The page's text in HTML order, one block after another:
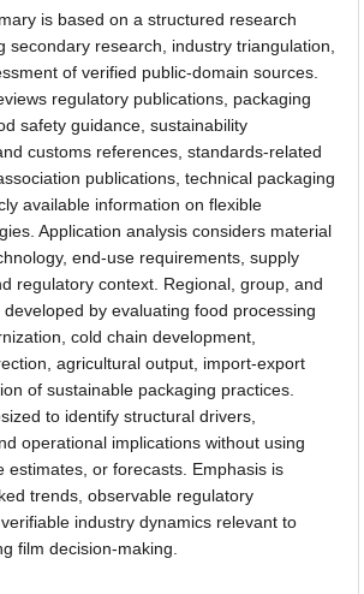
is based on a structured research
secondary research, industry triangulation,
of verified public-domain sources.
regulatory publications, packaging
safety guidance, sustainability
customs references, standards-related
publications, technical packaging
available information on flexible
Application analysis considers material
end-use requirements, supply
regulatory context. Regional, group, and
by evaluating food processing
cold chain development,
agricultural output, import-export
of sustainable packaging practices.
to identify structural drivers,
operational implications without using
estimates, or forecasts. Emphasis is
trends, observable regulatory
industry dynamics relevant to
film decision-making.